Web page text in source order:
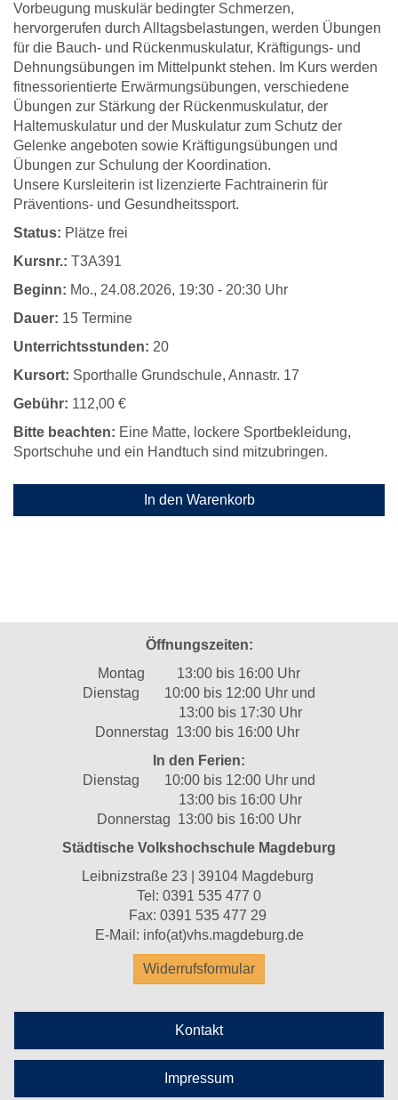
Vorbeugung muskulär bedingter Schmerzen,
hervorgerufen durch Alltagsbelastungen, werden Übungen
für die Bauch- und Rückenmuskulatur, Kräftigungs- und
Dehnungsübungen im Mittelpunkt stehen. Im Kurs werden
fitnessorientierte Erwärmungsübungen, verschiedene
Übungen zur Stärkung der Rückenmuskulatur, der
Haltemuskulatur und der Muskulatur zum Schutz der
Gelenke angeboten sowie Kräftigungsübungen und
Übungen zur Schulung der Koordination.
Unsere Kursleiterin ist lizenzierte Fachtrainerin für
Präventions- und Gesundheitssport.
Status: Plätze frei
Kursnr.: T3A391
Beginn: Mo., 24.08.2026, 19:30 - 20:30 Uhr
Dauer: 15 Termine
Unterrichtsstunden: 20
Kursort: Sporthalle Grundschule, Annastr. 17
Gebühr: 112,00 €
Bitte beachten: Eine Matte, lockere Sportbekleidung,
Sportschuhe und ein Handtuch sind mitzubringen.
In den Warenkorb
Öffnungszeiten:
Montag 13:00 bis 16:00 Uhr
Dienstag 10:00 bis 12:00 Uhr und
13:00 bis 17:30 Uhr
Donnerstag 13:00 bis 16:00 Uhr
In den Ferien:
Dienstag 10:00 bis 12:00 Uhr und
13:00 bis 16:00 Uhr
Donnerstag 13:00 bis 16:00 Uhr
Städtische Volkshochschule Magdeburg
Leibnizstraße 23 | 39104 Magdeburg
Tel: 0391 535 477 0
Fax: 0391 535 477 29
E-Mail: info(at)vhs.magdeburg.de
Widerrufsformular
Kontakt
Impressum